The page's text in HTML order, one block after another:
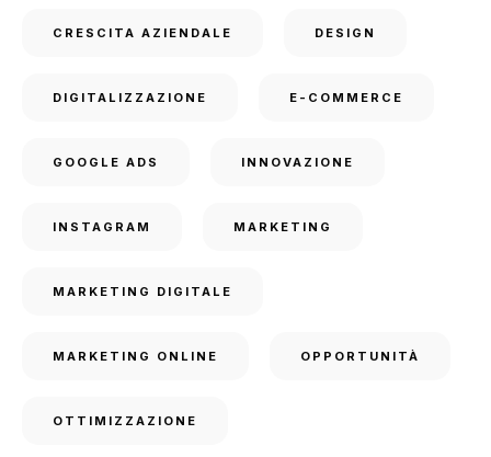
CRESCITA AZIENDALE DESIGN
DIGITALIZZAZIONE E-COMMERCE
GOOGLE ADS INNOVAZIONE
INSTAGRAM MARKETING
MARKETING DIGITALE
MARKETING ONLINE OPPORTUNITÀ
OTTIMIZZAZIONE